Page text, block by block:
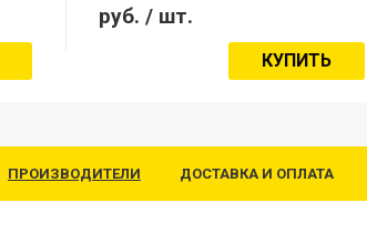
руб. / шт.
КУПИТЬ
ПРОИЗВОДИТЕЛИ ДОСТАВКА И ОПЛАТА